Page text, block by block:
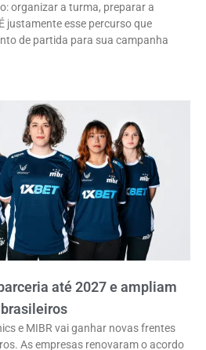
organizar a turma, preparar a
justamente esse percurso que
de partida para sua campanha
até 2027 e ampliam
e MIBR vai ganhar novas frentes
As empresas renovaram o acordo